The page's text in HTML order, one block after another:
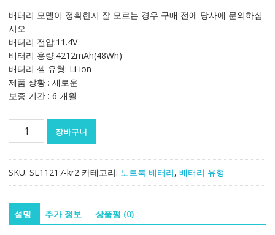
격:
격:
배터리 모델이 정확한지 잘 모르는 경우 구매 전에 당사에 문의하십
시오
배터리 전압:11.4V
배터리 용량:4212mAh(48Wh)
배터리 셀 유형: Li-ion
제품 상황 : 새로운
보증 기간 : 6 개월
터
HP
931702-
장바구니
SKU: SL11217-kr2 카테고리: 노트북 배터리, 배터리 유형
설명 추가 정보 상품평 (0)